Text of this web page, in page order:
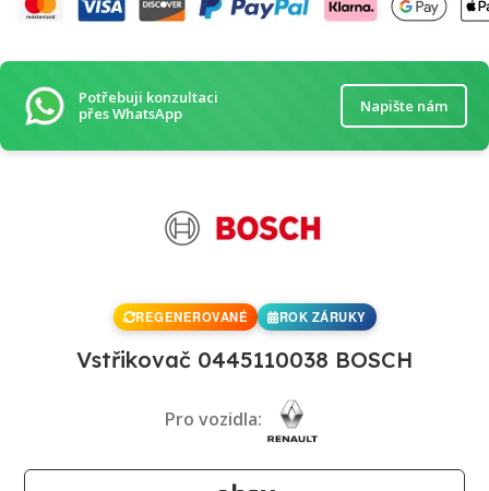
Potřebuji konzultaci
přes WhatsApp
Napište nám
REGENEROVANÉ ROK ZÁRUKY
Vstřikovač 0445110038 BOSCH
Pro vozidla: